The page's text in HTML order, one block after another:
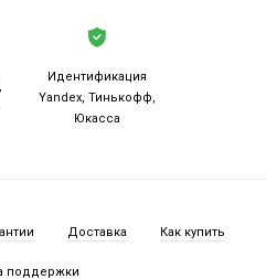
Идентификация
Yandex, Тинькофф,
Юкасса
Доставка Как купить
поддержки